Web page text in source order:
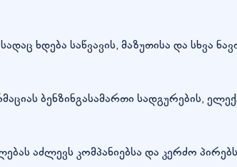
ხდება საწვავის, მაზუთისა და სხვა
ბენზინგასამართი სადგურების,
აძლევს კომპანიებსა და კერძო